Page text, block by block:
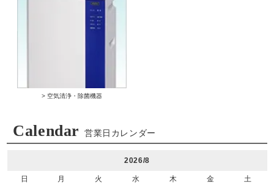
> 空気清浄・除菌機器
Calendar 営業日カレンダー
2026/8
日 月 火 水 木 金 土